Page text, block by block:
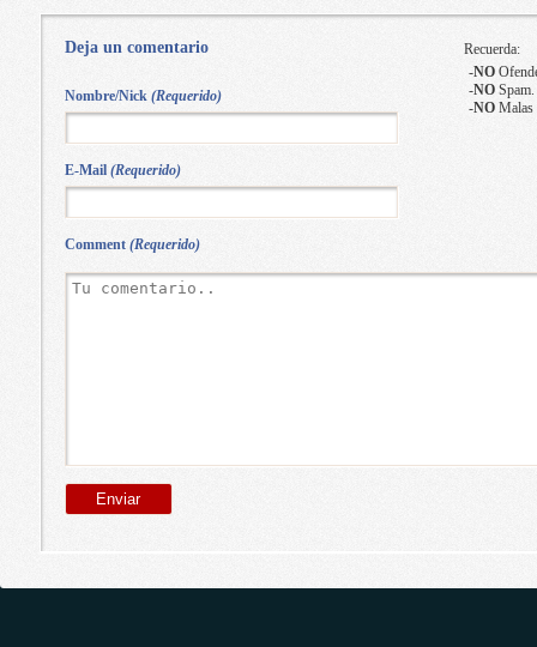
Deja un comentario
Comment (Requerido)
Recuerda:
-NO
-NOSpam.
-NOMalas
Nombre/Nick (Requerido)
E-Mail (Requerido)